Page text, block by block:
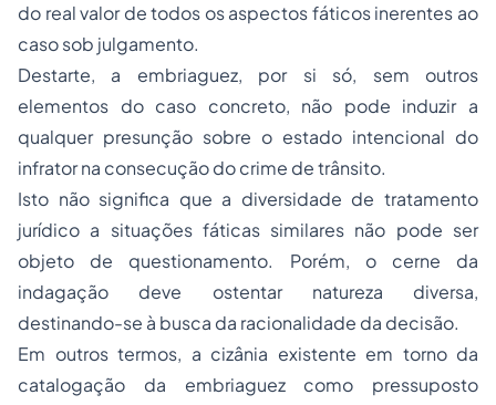
do real valor de todos os aspectos fáticos inerentes ao
caso sob julgamento.
Destarte, a embriaguez, por si só, sem outros
elementos do caso concreto, não pode induzir a
qualquer presunção sobre o estado intencional do
infrator na consecução do crime de trânsito.
Isto não significa que a diversidade de tratamento
jurídico a situações fáticas similares não pode ser
objeto de questionamento. Porém, o cerne da
indagação deve ostentar natureza diversa,
destinando-se à busca da racionalidade da decisão.
Em outros termos, a cizânia existente em torno da
catalogação da embriaguez como pressuposto